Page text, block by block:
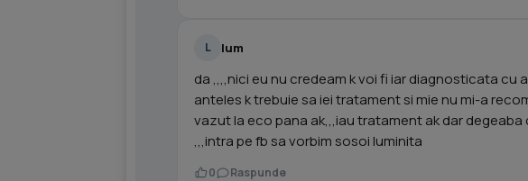
L lum
da ,,,,nici eu nu credeam k voi fi iar diagnosticata cu
anteles k trebuie sa iei tratament si mie nu mi-a
vazut la eco pana ak,,,iau tratament ak dar degeaba
,,,intra pe fb sa vorbim sosoi luminita
0 Raspunde